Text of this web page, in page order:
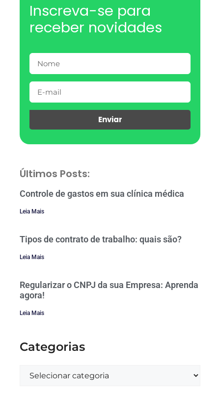
Inscreva-se para
receber novidades
Enviar
Últimos Posts:
Controle de gastos em sua clínica médica
Leia Mais
Tipos de contrato de trabalho: quais são?
Leia Mais
Regularizar o CNPJ da sua Empresa: Aprenda
agora!
Leia Mais
Categorias